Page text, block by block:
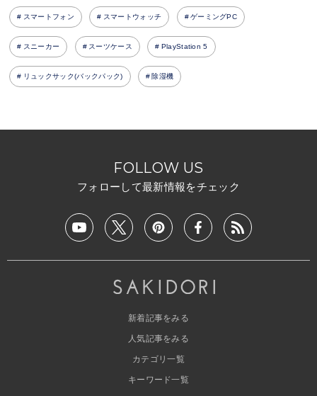
スマートフォン スマートウォッチ ゲーミングPC
スニーカー スーツケース PlayStation 5
リュックサック(バックパック) 除湿機
FOLLOW US
フォローして最新情報をチェック
新着記事をみる
人気記事をみる
カテゴリ一覧
キーワード一覧